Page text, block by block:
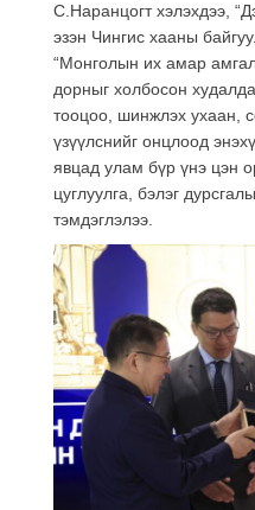
С.Наранцогт хэлэхдээ,
эзэн Чингис хааны
“Монголын их амар
дорныг холбосон
тооцоо, шинжлэх ухаан,
үзүүлснийг онцлоод
явцад улам бүр үнэ цэн
цуглуулга, бэлэг
тэмдэглэлээ.